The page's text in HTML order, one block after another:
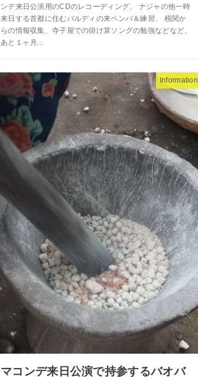
ンデ来日公演用のCDのレコーディング、 ナジャの他一時
来日する首都に住むバルディの来ペンバ＆練習、 税関か
らの情報収集、寺子屋での掛け算ソングの勉強などなど、
あと１ヶ月...
Information
マコンデ来日公演で持参するバオバ